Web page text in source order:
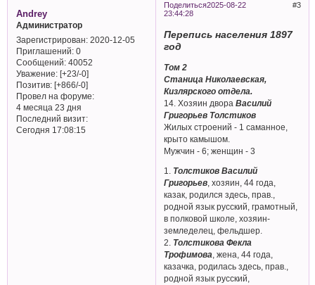
Поделиться 3
2025-08-22
23:44:28
Andrey
Администратор
Зарегистрирован: 2020-12-05
Приглашений:0
Сообщений:40052
Уважение: [+23/-0]
Позитив: [+866/-0]
Провел на форуме:
4 месяца 23 дня
Последний визит:
Сегодня 17:08:15
Перепись населения 1897
год
Том 2
Станица Николаевская,
Кизлярского отдела.
14. Хозяин двораВасилий
Григорьев Толстиков
Жилых строений - 1 саманное,
крыто камышом.
Мужчин - 6; женщин - 3
1. Толстиков Василий
Григорьев , хозяин, 44 года,
казак, родился здесь, прав.,
родной язык русский, грамотный,
в полковой школе, хозяин-
земледелец, фельдшер.
2. Толстикова Фекла
Трофимова , жена, 44 года,
казачка, родилась здесь, прав.,
родной язык русский,